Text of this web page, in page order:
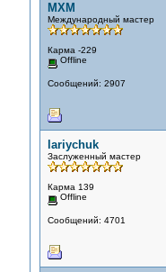
MXM
Международный мастер
Карма -229
Offline
Сообщений: 2907
lariychuk
Заслуженный мастер
Карма 139
Offline
Сообщений: 4701